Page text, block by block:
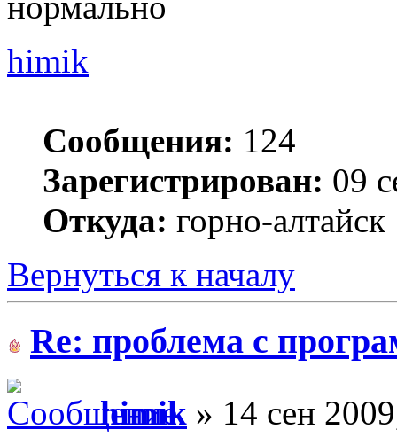
himik
Сообщения: 124
Зарегистрирован: 09
Откуда: горно-алтайск
Вернуться к началу
Re: проблема с
himik » 14 сен